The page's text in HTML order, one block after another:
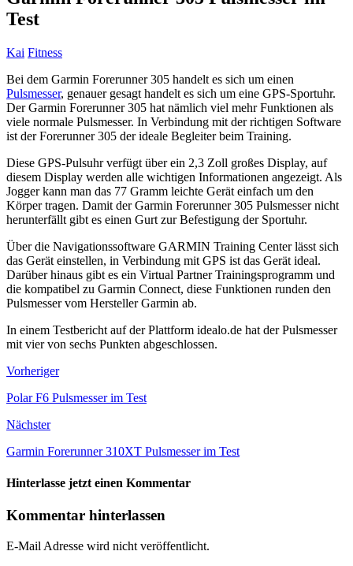
Test
Kai Fitness
Bei dem Garmin Forerunner 305 handelt es sich um einen
Pulsmesser, genauer gesagt handelt es sich um eine GPS-Sportuhr.
Der Garmin Forerunner 305 hat nämlich viel mehr Funktionen als
viele normale Pulsmesser. In Verbindung mit der richtigen Software
ist der Forerunner 305 der ideale Begleiter beim Training.
Diese GPS-Pulsuhr verfügt über ein 2,3 Zoll großes Display, auf
diesem Display werden alle wichtigen Informationen angezeigt. Als
Jogger kann man das 77 Gramm leichte Gerät einfach um den
Körper tragen. Damit der Garmin Forerunner 305 Pulsmesser nicht
herunterfällt gibt es einen Gurt zur Befestigung der Sportuhr.
Über die Navigationssoftware GARMIN Training Center lässt sich
das Gerät einstellen, in Verbindung mit GPS ist das Gerät ideal.
Darüber hinaus gibt es ein Virtual Partner Trainingsprogramm und
die kompatibel zu Garmin Connect, diese Funktionen runden den
Pulsmesser vom Hersteller Garmin ab.
In einem Testbericht auf der Plattform idealo.de hat der Pulsmesser
mit vier von sechs Punkten abgeschlossen.
Vorheriger
Polar F6 Pulsmesser im Test
Nächster
Garmin Forerunner 310XT Pulsmesser im Test
Hinterlasse jetzt einen Kommentar
Kommentar hinterlassen
E-Mail Adresse wird nicht veröffentlicht.